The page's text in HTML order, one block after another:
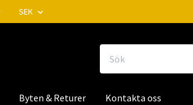
SEK
Byten & Returer Kontakta oss